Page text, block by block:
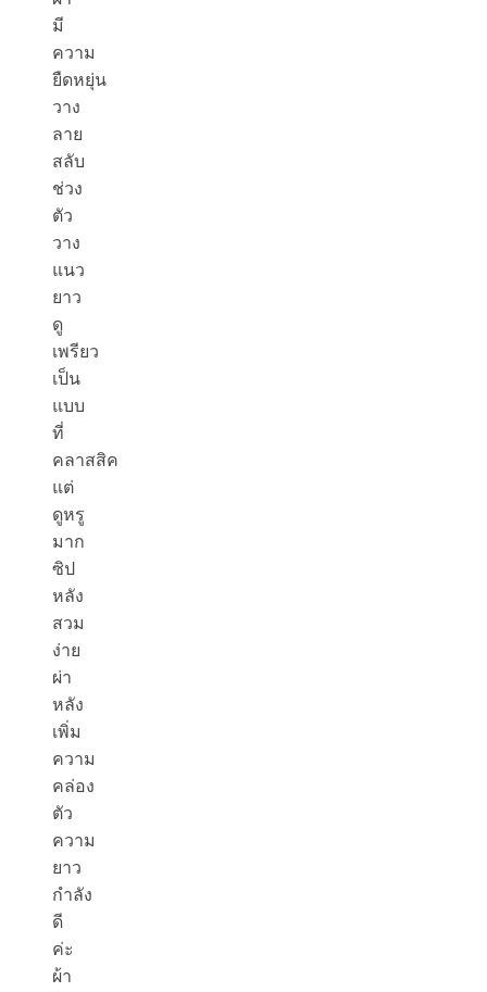
มี
ความ
ยืดหยุ่น
วาง
ลาย
สลับ
ช่วง
ตัว
วาง
แนว
ยาว
ดู
เพรียว
เป็น
แบบ
ที่
คลาสสิค
แต่
ดูหรู
มาก
ซิป
หลัง
สวม
ง่าย
ผ่า
หลัง
เพิ่ม
ความ
คล่อง
ตัว
ความ
ยาว
กำลัง
ดี
ค่ะ
ผ้า